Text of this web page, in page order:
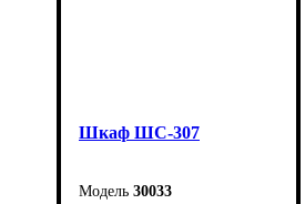
Шкаф ШС-307
30033